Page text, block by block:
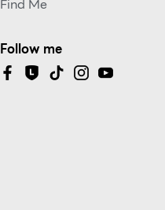
Find Me
Follow me